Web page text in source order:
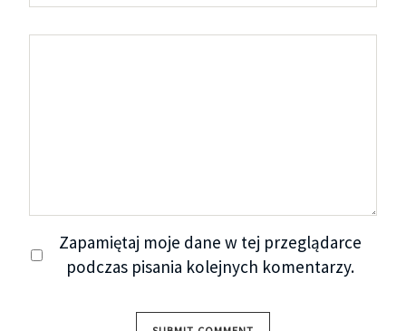
Zapamiętaj moje dane w tej przeglądarce
podczas pisania kolejnych komentarzy.